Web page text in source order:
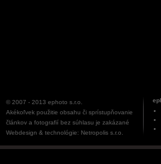
© 2007 - 2013 ephoto s.r.o.
Akékoľvek použitie obsahu či sprístupňovanie
článkov a fotografií bez súhlasu je zakázané
Webdesign & technológie: Netropolis s.r.o.